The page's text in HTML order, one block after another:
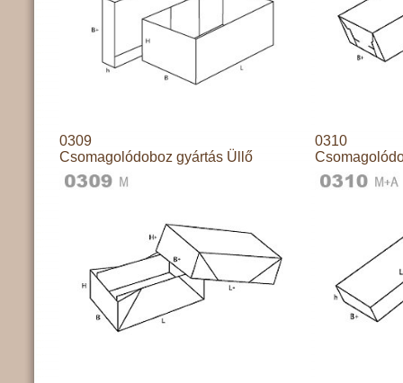
0309
Csomagolódoboz gyártás Üllő
0310